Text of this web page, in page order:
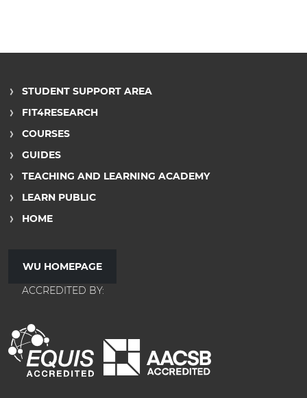
STUDENT SUPPORT AREA
FIT4RESEARCH
COURSES
GUIDES
TEACHING AND LEARNING ACADEMY
LEARN PUBLIC
HOME
WU HOMEPAGE
ACCREDITED BY: